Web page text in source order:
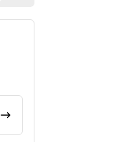
CALCULAR FRETE